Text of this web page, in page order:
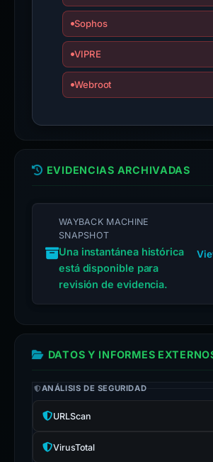
Sophos
VIPRE
Webroot
EVIDENCIAS ARCHIVADAS
WAYBACK MACHINE
SNAPSHOT
Una instantánea histórica
está disponible para
revisión de evidencia.
DATOS Y INFORMES
ANÁLISIS DE SEGURIDAD
URLScan
VirusTotal